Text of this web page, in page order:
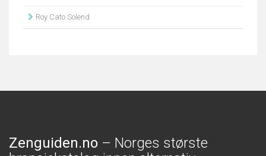
Roy Cato Solend
Zenguiden.no – Norges største